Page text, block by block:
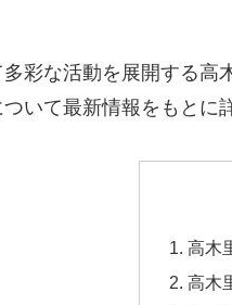
彩な活動を展開する
いて最新情報をもとに
高木
高木